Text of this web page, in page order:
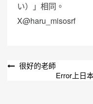
い）」相同。
X@haru_misosrf
文 很好的老師
Error上日